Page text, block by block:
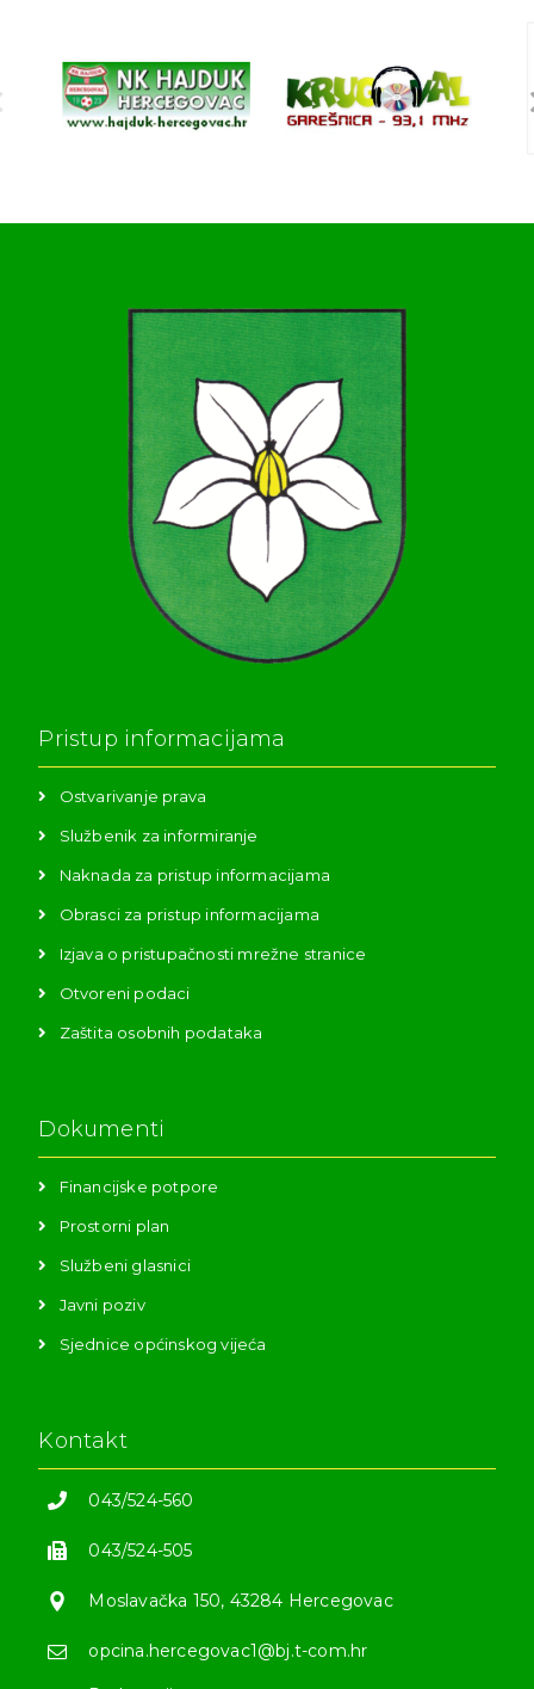
Pristup informacijama
Ostvarivanje prava
Službenik za informiranje
Naknada za pristup informacijama
Obrasci za pristup informacijama
Izjava o pristupačnosti mrežne stranice
Otvoreni podaci
Zaštita osobnih podataka
Dokumenti
Financijske potpore
Prostorni plan
Službeni glasnici
Javni poziv
Sjednice općinskog vijeća
Kontakt
043/524-560
043/524-505
Moslavačka 150, 43284 Hercegovac
opcina.hercegovac1@bj.t-com.hr